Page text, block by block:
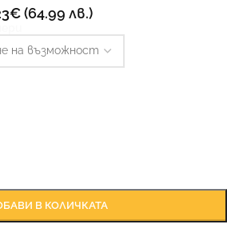
€(64.99 лв.)
В КОЛИЧКАТА